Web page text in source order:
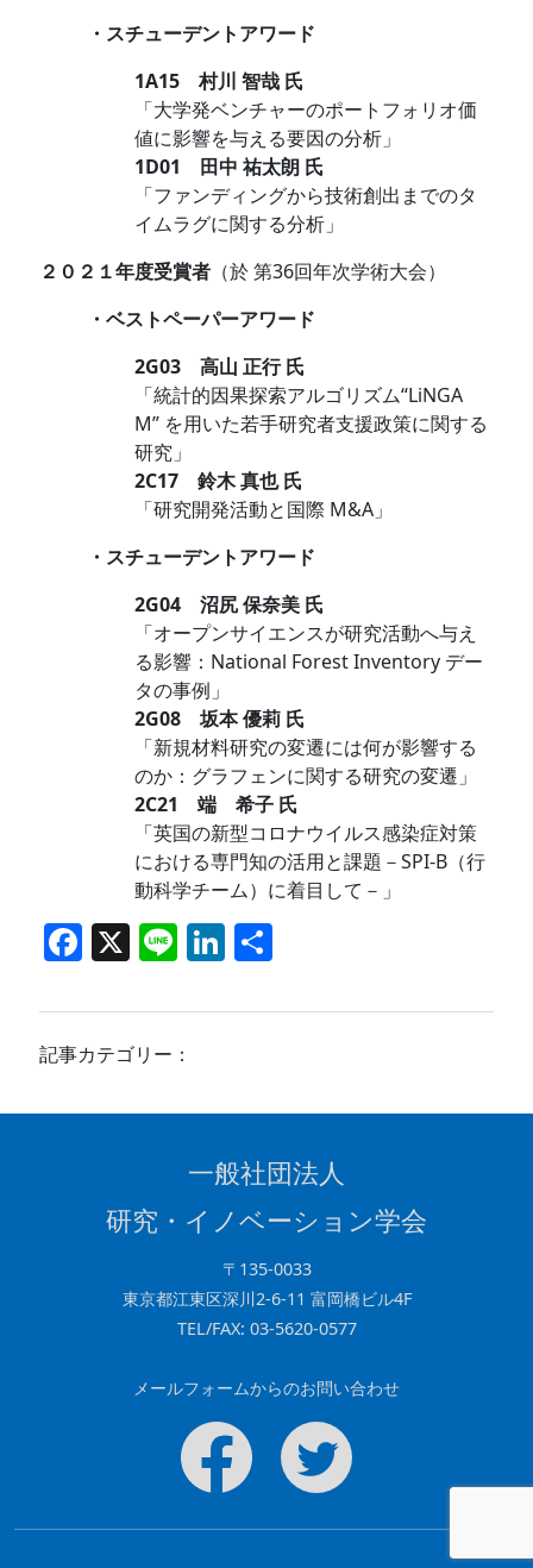
・スチューデントアワード
1A15 村川 智哉 氏
「大学発ベンチャーのポートフォリオ価
値に影響を与える要因の分析」
1D01 田中 祐太朗 氏
「ファンディングから技術創出までのタ
イムラグに関する分析」
２０２１年度受賞者 （於 第36回年次学術大会）
・ベストペーパーアワード
2G03 高山 正行 氏
「統計的因果探索アルゴリズム“LiNGA
M” を用いた若手研究者支援政策に関する
研究」
2C17 鈴木 真也 氏
「研究開発活動と国際 M&A 」
・スチューデントアワード
2G04 沼尻 保奈美 氏
「オープンサイエンスが研究活動へ与え
る影響： National Forest Inventory デー
タの事例」
2G08 坂本 優莉 氏
「新規材料研究の変遷には何が影響する
のか：グラフェンに関する研究の変遷」
2C21 端 希子 氏
「英国の新型コロナウイルス感染症対策
における専門知の活用と課題－SPI-B （行
動科学チーム）に着目して－」
F
c
e
X Li
e
Li
k
記事カテゴリー：
一般社団法人
研究・イノベーション学会
〒135-0033
東京都江東区深川2-6-11 富岡橋ビル4F
TEL/FAX: 03-5620-0577
メールフォームからのお問い合わせ